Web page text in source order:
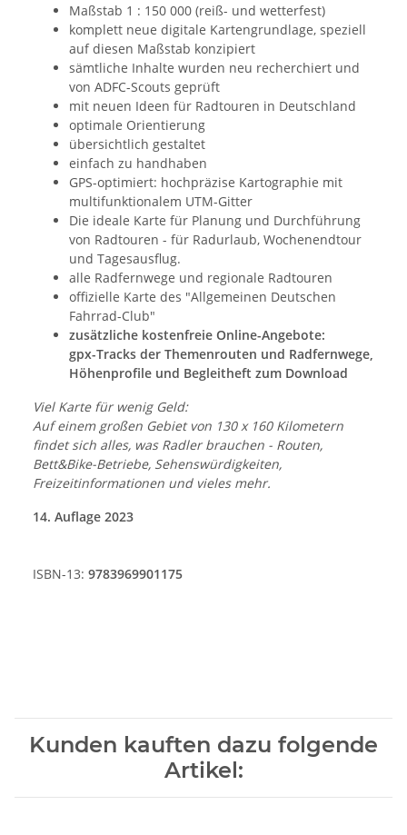
Maßstab 1 : 150 000 (reiß- und wetterfest)
komplett neue digitale Kartengrundlage, speziell
auf diesen Maßstab konzipiert
sämtliche Inhalte wurden neu recherchiert und
von ADFC-Scouts geprüft
mit neuen Ideen für Radtouren in Deutschland
optimale Orientierung
übersichtlich gestaltet
einfach zu handhaben
GPS-optimiert: hochpräzise Kartographie mit
multifunktionalem UTM-Gitter
Die ideale Karte für Planung und Durchführung
von Radtouren - für Radurlaub, Wochenendtour
und Tagesausflug.
alle Radfernwege und regionale Radtouren
offizielle Karte des "Allgemeinen Deutschen
Fahrrad-Club"
zusätzliche kostenfreie Online-Angebote:
gpx-Tracks der Themenrouten und Radfernwege,
Höhenprofile und Begleitheft zum Download
Viel Karte für wenig Geld:
Auf einem großen Gebiet von 130 x 160 Kilometern
findet sich alles, was Radler brauchen - Routen,
Bett&Bike-Betriebe, Sehenswürdigkeiten,
Freizeitinformationen und vieles mehr.
14. Auflage 2023
ISBN-13: 9783969901175
Kunden kauften dazu folgende
Artikel: